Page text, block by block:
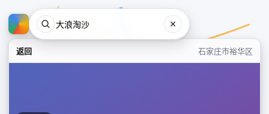
返回 石家庄市裕华区